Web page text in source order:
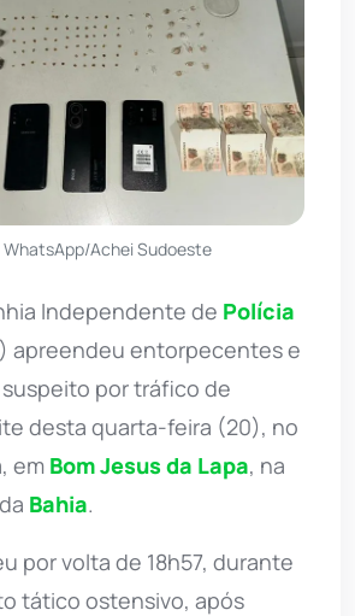
WhatsApp/Achei Sudoeste
Independente de Polícia
apreendeu entorpecentes e
por tráfico de
desta quarta-feira (20), no
em Bom Jesus da Lapa, na
Bahia.
por volta de 18h57, durante
tático ostensivo, após